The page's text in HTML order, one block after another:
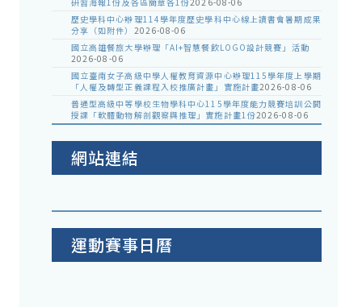
歷史學科中心辦理114學年度歷史學科中心線上讀書會暑期成果
分享（如附件） 2026-08-06
國立高雄餐旅大學辦理「AI+智慧餐飲LOGO設計競賽」活動
2026-08-06
國立臺南女子高級中學人權教育資源中心辦理115學年度上學期
「人權及轉型正義課程入校推廣計畫」實施計畫2026-08-06
普通型高級中等學校生物學科中心115學年度能力競賽培訓公開
授課「軟體動物解剖觀察與推理」實施計畫1份2026-08-06
網站連結
運動賽事日曆